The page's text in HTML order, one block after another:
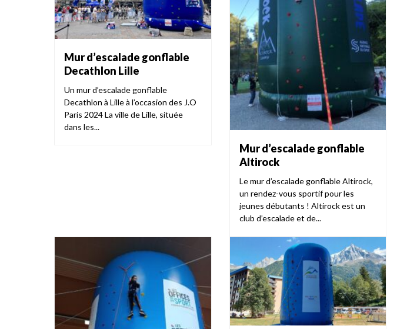
Mur d’escalade gonflable
Decathlon Lille
Un mur d’escalade gonflable
Decathlon à Lille à l’occasion des J.O
Paris 2024 La ville de Lille, située
dans les...
Mur d’escalade gonflable
Altirock
Le mur d’escalade gonflable Altirock,
un rendez-vous sportif pour les
jeunes débutants ! Altirock est un
club d’escalade et de...